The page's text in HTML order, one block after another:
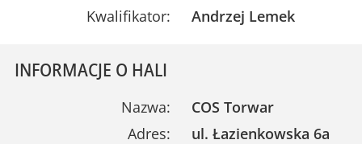
Kwalifikator:
Andrzej Lemek
INFORMACJE O HALI
Nazwa:
COS Torwar
Adres:
ul. Łazienkowska 6a